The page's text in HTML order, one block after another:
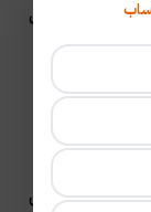
العلمية حول
دور رئيسي
المناقشة
يمر بها هي